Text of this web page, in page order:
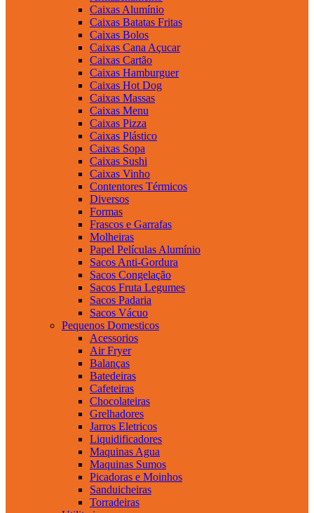
Caixas Alumínio
Caixas Batatas Fritas
Caixas Bolos
Caixas Cana Açucar
Caixas Cartão
Caixas Hamburguer
Caixas Hot Dog
Caixas Massas
Caixas Menu
Caixas Pizza
Caixas Plástico
Caixas Sopa
Caixas Sushi
Caixas Vinho
Contentores Térmicos
Diversos
Formas
Frascos e Garrafas
Molheiras
Papel Películas Alumínio
Sacos Anti-Gordura
Sacos Congelação
Sacos Fruta Legumes
Sacos Padaria
Sacos Vácuo
Pequenos Domesticos
Acessorios
Air Fryer
Balanças
Batedeiras
Cafeteiras
Chocolateiras
Grelhadores
Jarros Eletricos
Liquidificadores
Maquinas Agua
Maquinas Sumos
Picadoras e Moinhos
Sanduicheiras
Torradeiras